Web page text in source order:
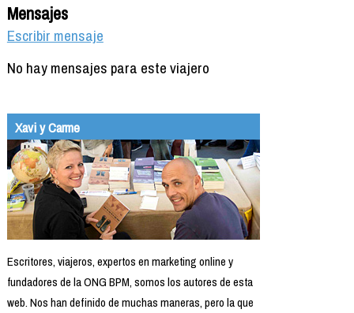
Mensajes
Escribir mensaje
No hay mensajes para este viajero
Xavi y Carme
Escritores, viajeros, expertos en marketing online y
fundadores de la ONG BPM, somos los autores de esta
web. Nos han definido de muchas maneras, pero la que